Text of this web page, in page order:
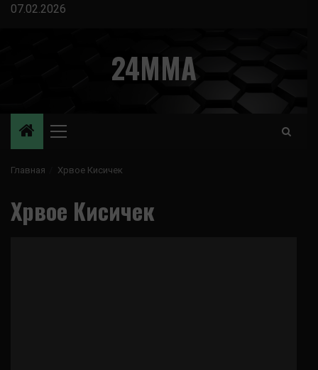
Перейти
07.02.2026
24MMA
Основное
Главная Хрвое Кисичек
Хрвое Кисичек